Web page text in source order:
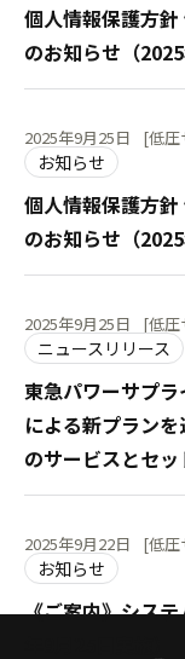
個人情報保護方
のお知らせ（
個人情報保護方
のお知らせ（
2025年9月25日 [低圧
お知らせ
東急パワーサプ
による新プラン
のサービスとセ
2025年9月25日 [低圧
ニュースリリース
《ご案内》シス
2025年9月22日 [低圧
お知らせ